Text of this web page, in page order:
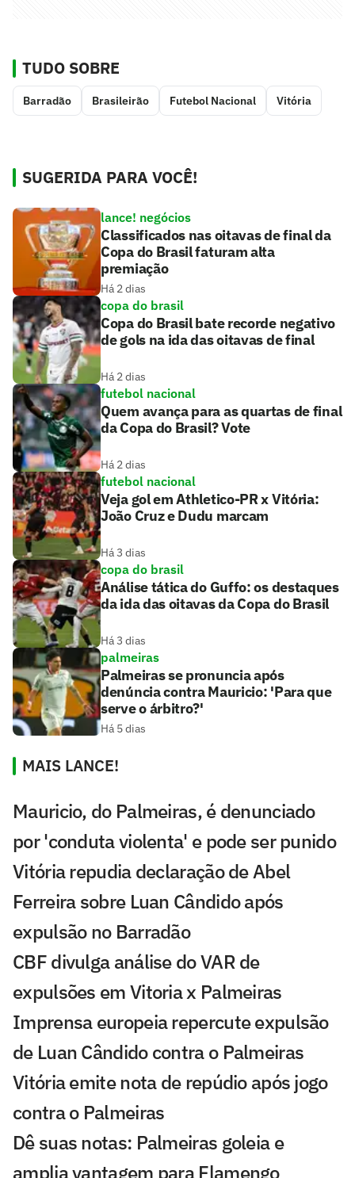
TUDO SOBRE
Barradão Brasileirão Futebol Nacional Vitória
SUGERIDA PARA VOCÊ!
lance! negócios
Classificados nas oitavas de final da
Copa do Brasil faturam alta
premiação
Há 2 dias
copa do brasil
Copa do Brasil bate recorde negativo
de gols na ida das oitavas de final
Há 2 dias
futebol nacional
Quem avança para as quartas de final
da Copa do Brasil? Vote
Há 2 dias
futebol nacional
Veja gol em Athletico-PR x Vitória:
João Cruz e Dudu marcam
Há 3 dias
copa do brasil
Análise tática do Guffo: os destaques
da ida das oitavas da Copa do Brasil
Há 3 dias
palmeiras
Palmeiras se pronuncia após
denúncia contra Mauricio: 'Para que
serve o árbitro?'
Há 5 dias
MAIS LANCE!
Mauricio, do Palmeiras, é denunciado
por 'conduta violenta' e pode ser punido
Vitória repudia declaração de Abel
Ferreira sobre Luan Cândido após
expulsão no Barradão
CBF divulga análise do VAR de
expulsões em Vitoria x Palmeiras
Imprensa europeia repercute expulsão
de Luan Cândido contra o Palmeiras
Vitória emite nota de repúdio após jogo
contra o Palmeiras
Dê suas notas: Palmeiras goleia e
amplia vantagem para Flamengo